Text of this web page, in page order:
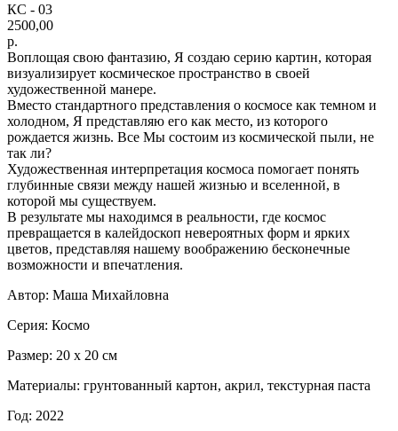
КС - 03
2500,00
р.
Воплощая свою фантазию, Я создаю серию картин, которая
визуализирует космическое пространство в своей
художественной манере.
Вместо стандартного представления о космосе как темном и
холодном, Я представляю его как место, из которого
рождается жизнь. Все Мы состоим из космической пыли, не
так ли?
Художественная интерпретация космоса помогает понять
глубинные связи между нашей жизнью и вселенной, в
которой мы существуем.
В результате мы находимся в реальности, где космос
превращается в калейдоскоп невероятных форм и ярких
цветов, представляя нашему воображению бесконечные
возможности и впечатления.
Автор: Маша Михайловна
Серия: Космо
Размер: 20 х 20 см
Материалы: грунтованный картон, акрил, текстурная паста
Год: 2022